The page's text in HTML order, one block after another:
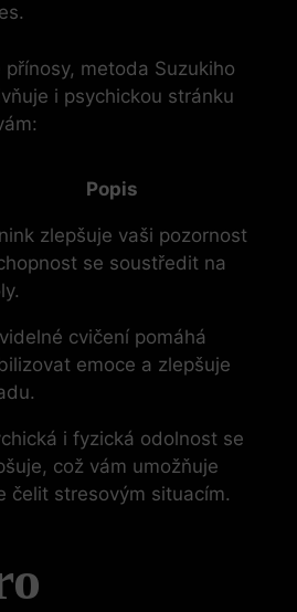
⁢metoda Suzukiho
i psychickou stránku
Popis
zlepšuje vaši ⁢pozornost‍
se soustředit na‍
cvičení‌ pomáhá
emoce a zlepšuje
i fyzická odolnost se
což​ vám umožňuje
čelit stresovým situacím.